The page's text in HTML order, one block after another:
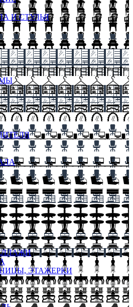
И СТУЛЬЯ
ЭТАЖЕРКИ